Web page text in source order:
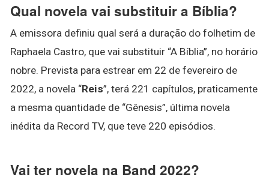
Qual novela vai substituir a Bíblia?
A emissora definiu qual será a duração do folhetim de
Raphaela Castro, que vai substituir “A Bíblia”, no horário
nobre. Prevista para estrear em 22 de fevereiro de
2022, a novela “Reis”, terá 221 capítulos, praticamente
a mesma quantidade de “Gênesis”, última novela
inédita da Record TV, que teve 220 episódios.
Vai ter novela na Band 2022?